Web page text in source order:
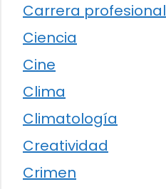
Carrera profesional
Ciencia
Cine
Clima
Climatología
Creatividad
Crimen